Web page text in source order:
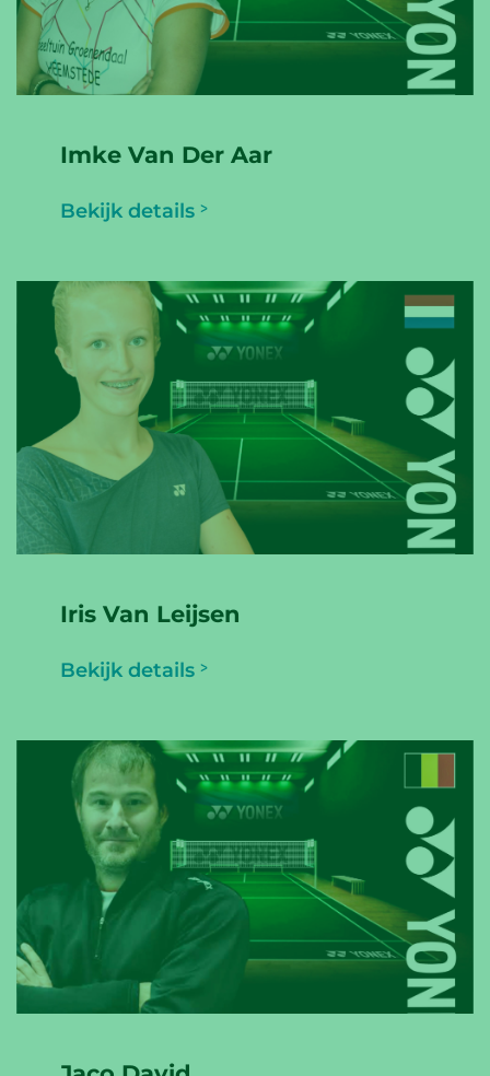
Imke Van Der Aar
Bekijk details
Iris Van Leijsen
Bekijk details